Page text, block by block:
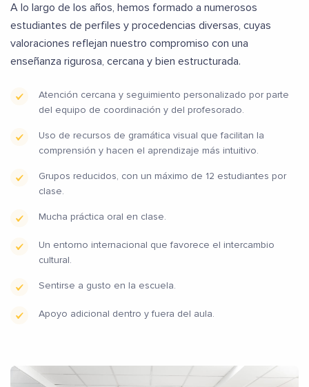
A lo largo de los años, hemos formado a numerosos
estudiantes de perfiles y procedencias diversas, cuyas
valoraciones reflejan nuestro compromiso con una
enseñanza rigurosa, cercana y bien estructurada.
Atención cercana y seguimiento personalizado por parte
del equipo de coordinación y del profesorado.
Uso de recursos de gramática visual que facilitan la
comprensión y hacen el aprendizaje más intuitivo.
Grupos reducidos, con un máximo de 12 estudiantes por
clase.
Mucha práctica oral en clase.
Un entorno internacional que favorece el intercambio
cultural.
Sentirse a gusto en la escuela.
Apoyo adicional dentro y fuera del aula.